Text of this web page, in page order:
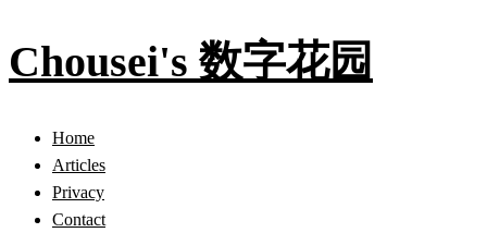
Chousei's 数字花园
Home
Articles
Privacy
Contact